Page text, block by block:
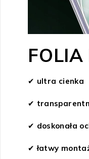
✔ ultra cienka
✔
✔ doskonała
✔ łatwy